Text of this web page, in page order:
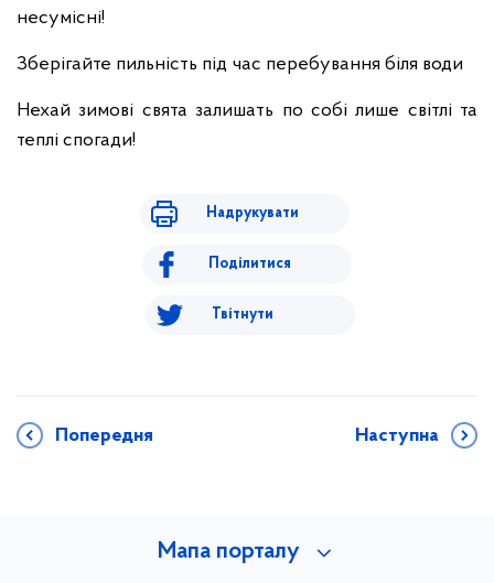
несумісні!
Зберігайте пильність під час перебування біля води
Нехай зимові свята залишать по собі лише світлі та
теплі спогади!
Надрукувати
Поділитися
Твітнути
Попередня Наступна
Мапа порталу